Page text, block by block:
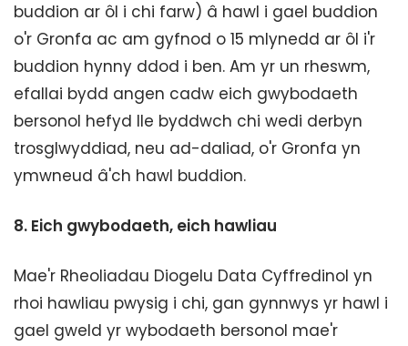
buddion ar ôl i chi farw) â hawl i gael buddion
o'r Gronfa ac am gyfnod o 15 mlynedd ar ôl i'r
buddion hynny ddod i ben. Am yr un rheswm,
efallai bydd angen cadw eich gwybodaeth
bersonol hefyd lle byddwch chi wedi derbyn
trosglwyddiad, neu ad-daliad, o'r Gronfa yn
ymwneud â'ch hawl buddion.
8. Eich gwybodaeth, eich hawliau
Mae'r Rheoliadau Diogelu Data Cyffredinol yn
rhoi hawliau pwysig i chi, gan gynnwys yr hawl i
gael gweld yr wybodaeth bersonol mae'r